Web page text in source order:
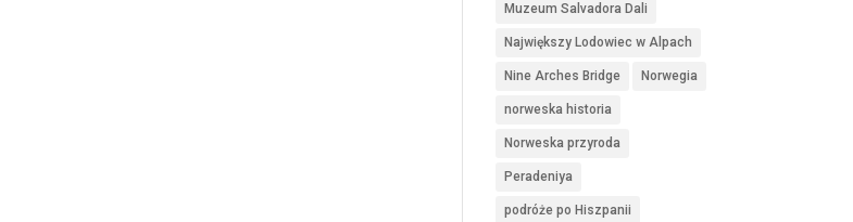
Muzeum Salvadora Dali
Największy Lodowiec w Alpach
Nine Arches Bridge Norwegia
norweska historia
Norweska przyroda
Peradeniya
podróże po Hiszpanii